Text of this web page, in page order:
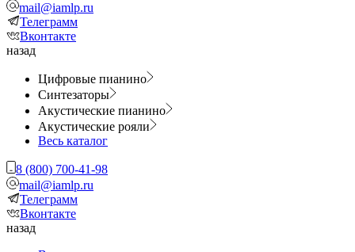
mail@iamlp.ru
Телеграмм
Вконтакте
назад
Цифровые пианино
Синтезаторы
Акустические пианино
Акустические рояли
Весь каталог
8 (800) 700-41-98
mail@iamlp.ru
Телеграмм
Вконтакте
назад